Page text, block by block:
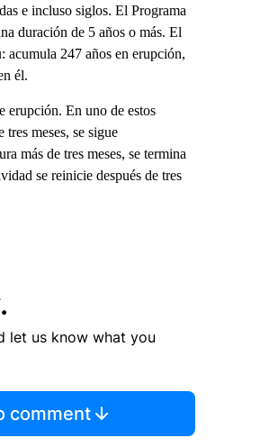
e incluso siglos. El Programa
duración de 5 años o más. El
acumula 247 años en erupción,
él.
erupción. En uno de estos
meses, se sigue
más de tres meses, se termina
se reinicie después de tres
let us know what you
comment